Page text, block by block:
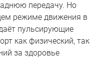
передачу. Но
режиме движения в
пульсирующие
как физический, так
за здоровье